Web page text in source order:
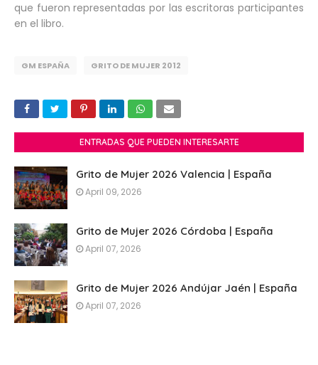
que fueron representadas por las escritoras participantes
en el libro.
GM ESPAÑA GRITO DE MUJER 2012
ENTRADAS QUE PUEDEN INTERESARTE
Grito de Mujer 2026 Valencia | España
April 09, 2026
Grito de Mujer 2026 Córdoba | España
April 07, 2026
Grito de Mujer 2026 Andújar Jaén | España
April 07, 2026